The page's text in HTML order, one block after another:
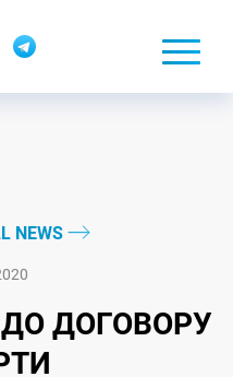
NEWS
ДОГОВОРУ